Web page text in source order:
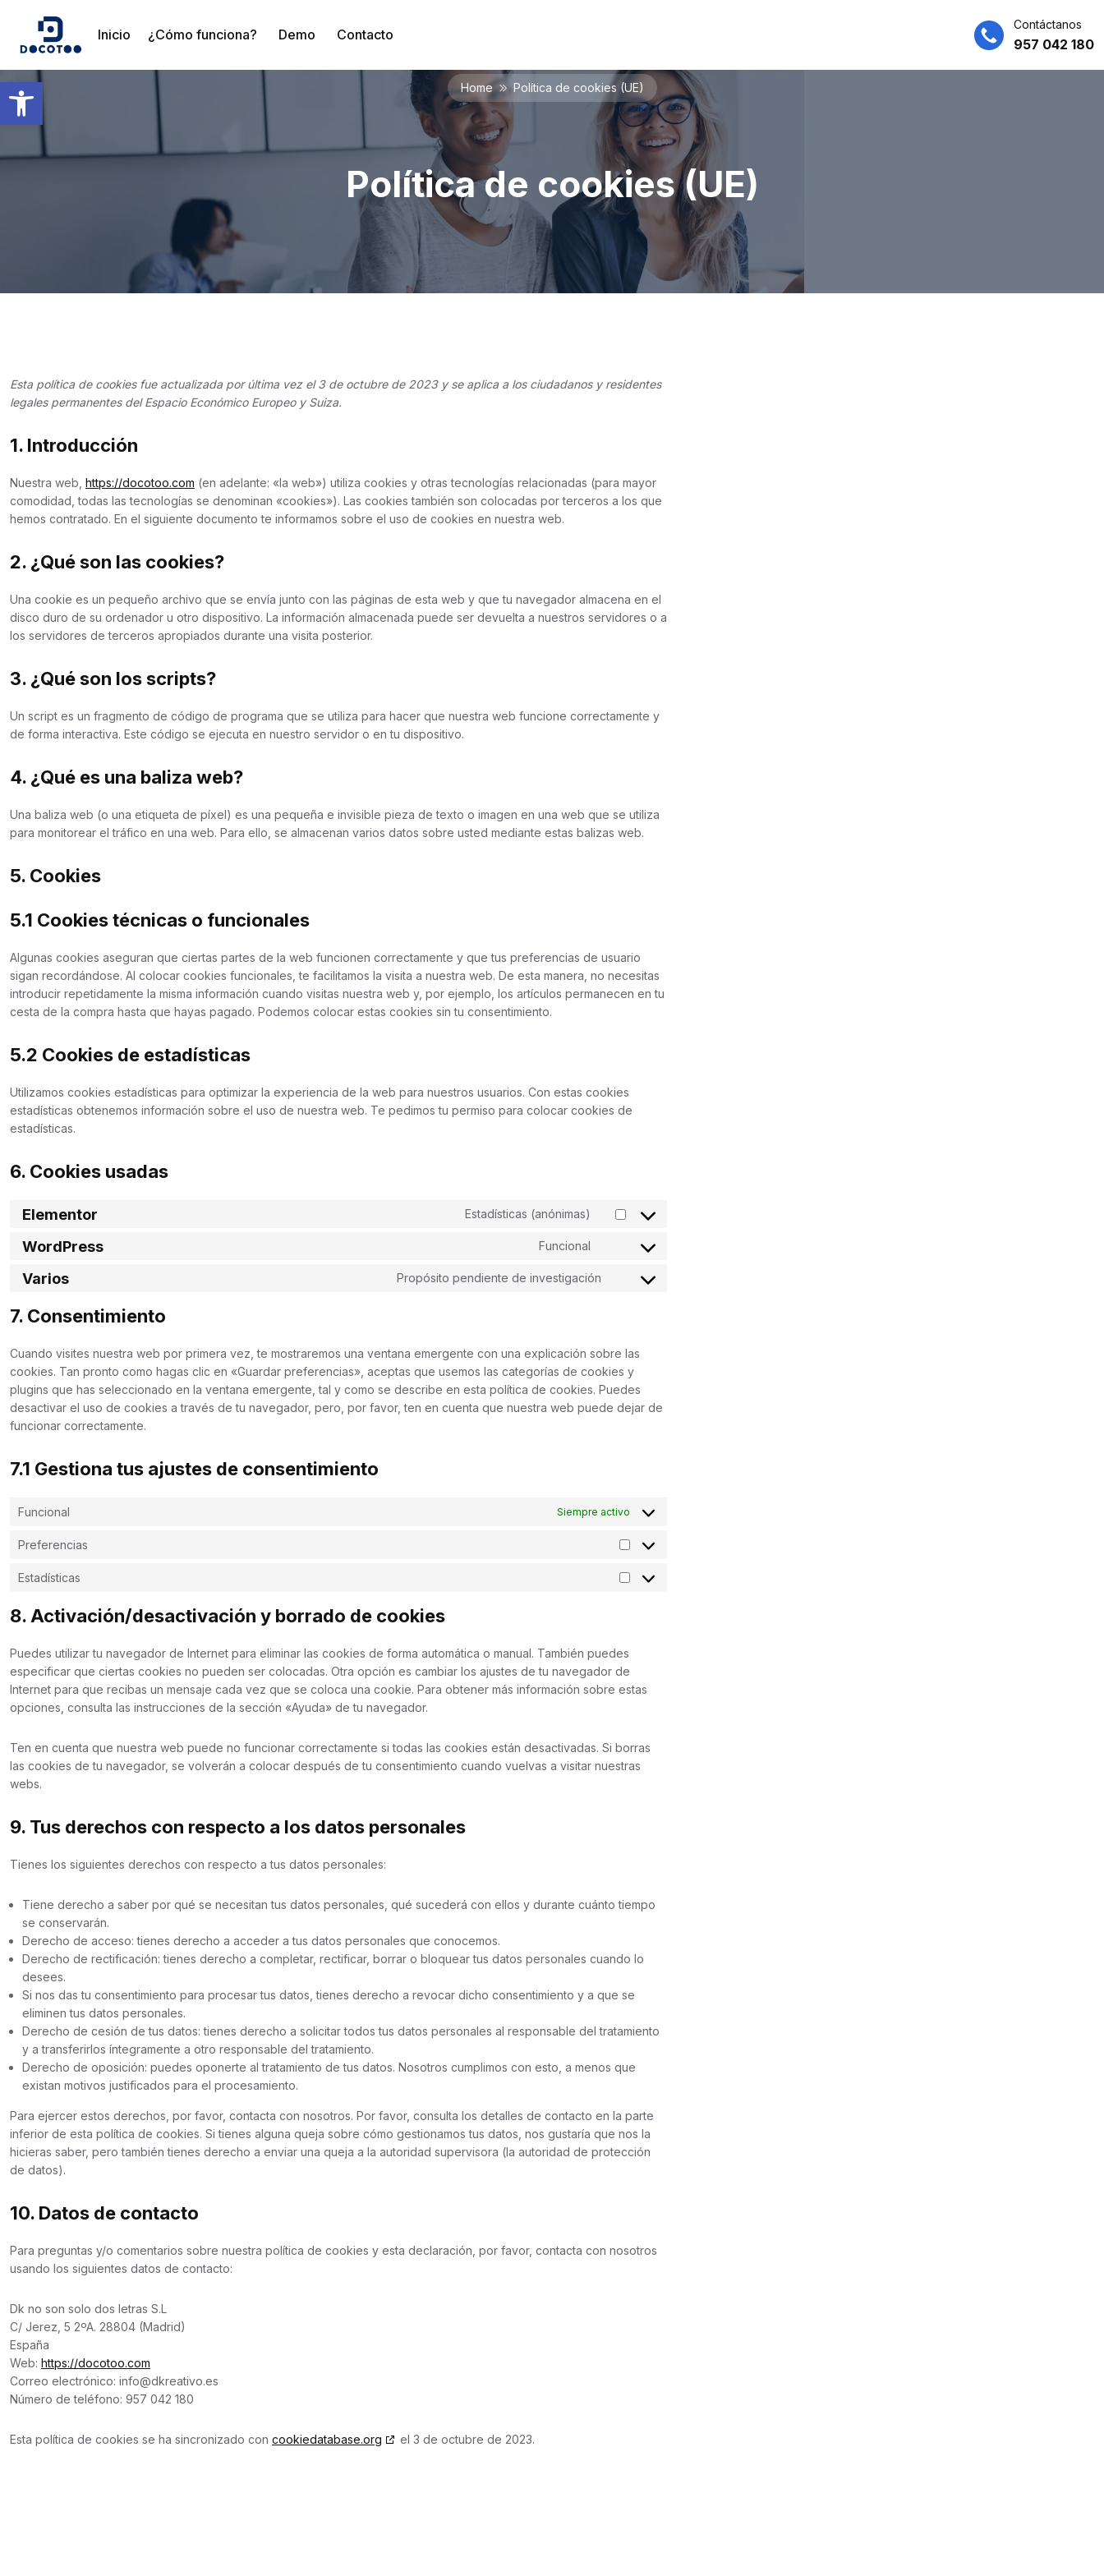
Abrir barra de herramientas
Inicio ¿Cómo funciona? Demo Contacto
Contáctanos
957 042 180
Home Política de cookies (UE)
Política de cookies (UE)
Esta política de cookies fue actualizada por última vez el 3 de octubre de 2023 y se aplica a los ciudadanos y residentes
legales permanentes del Espacio Económico Europeo y Suiza.
1. Introducción
Nuestra web, https://docotoo.com (en adelante: «la web») utiliza cookies y otras tecnologías relacionadas (para mayor
comodidad, todas las tecnologías se denominan «cookies»). Las cookies también son colocadas por terceros a los que
hemos contratado. En el siguiente documento te informamos sobre el uso de cookies en nuestra web.
2. ¿Qué son las cookies?
Una cookie es un pequeño archivo que se envía junto con las páginas de esta web y que tu navegador almacena en el
disco duro de su ordenador u otro dispositivo. La información almacenada puede ser devuelta a nuestros servidores o a
los servidores de terceros apropiados durante una visita posterior.
3. ¿Qué son los scripts?
Un script es un fragmento de código de programa que se utiliza para hacer que nuestra web funcione correctamente y
de forma interactiva. Este código se ejecuta en nuestro servidor o en tu dispositivo.
4. ¿Qué es una baliza web?
Una baliza web (o una etiqueta de píxel) es una pequeña e invisible pieza de texto o imagen en una web que se utiliza
para monitorear el tráfico en una web. Para ello, se almacenan varios datos sobre usted mediante estas balizas web.
5. Cookies
5.1 Cookies técnicas o funcionales
Algunas cookies aseguran que ciertas partes de la web funcionen correctamente y que tus preferencias de usuario
sigan recordándose. Al colocar cookies funcionales, te facilitamos la visita a nuestra web. De esta manera, no necesitas
introducir repetidamente la misma información cuando visitas nuestra web y, por ejemplo, los artículos permanecen en tu
cesta de la compra hasta que hayas pagado. Podemos colocar estas cookies sin tu consentimiento.
5.2 Cookies de estadísticas
Utilizamos cookies estadísticas para optimizar la experiencia de la web para nuestros usuarios. Con estas cookies
estadísticas obtenemos información sobre el uso de nuestra web. Te pedimos tu permiso para colocar cookies de
estadísticas.
6. Cookies usadas
Elementor Estadísticas (anónimas)
Consent
elementor
WordPress Funcional
Consent
Varios Propósito pendiente de investigación
Consent
7. Consentimiento
Cuando visites nuestra web por primera vez, te mostraremos una ventana emergente con una explicación sobre las
cookies. Tan pronto como hagas clic en «Guardar preferencias», aceptas que usemos las categorías de cookies y
plugins que has seleccionado en la ventana emergente, tal y como se describe en esta política de cookies. Puedes
desactivar el uso de cookies a través de tu navegador, pero, por favor, ten en cuenta que nuestra web puede dejar de
funcionar correctamente.
7.1 Gestiona tus ajustes de consentimiento
Funcional Siempre activo
Preferencias
Preferencias
Estadísticas
Estadísticas
8. Activación/desactivación y borrado de cookies
Puedes utilizar tu navegador de Internet para eliminar las cookies de forma automática o manual. También puedes
especificar que ciertas cookies no pueden ser colocadas. Otra opción es cambiar los ajustes de tu navegador de
Internet para que recibas un mensaje cada vez que se coloca una cookie. Para obtener más información sobre estas
opciones, consulta las instrucciones de la sección «Ayuda» de tu navegador.
Ten en cuenta que nuestra web puede no funcionar correctamente si todas las cookies están desactivadas. Si borras
las cookies de tu navegador, se volverán a colocar después de tu consentimiento cuando vuelvas a visitar nuestras
webs.
9. Tus derechos con respecto a los datos personales
Tienes los siguientes derechos con respecto a tus datos personales:
Tiene derecho a saber por qué se necesitan tus datos personales, qué sucederá con ellos y durante cuánto tiempo
se conservarán.
Derecho de acceso: tienes derecho a acceder a tus datos personales que conocemos.
Derecho de rectificación: tienes derecho a completar, rectificar, borrar o bloquear tus datos personales cuando lo
desees.
Si nos das tu consentimiento para procesar tus datos, tienes derecho a revocar dicho consentimiento y a que se
eliminen tus datos personales.
Derecho de cesión de tus datos: tienes derecho a solicitar todos tus datos personales al responsable del tratamiento
y a transferirlos íntegramente a otro responsable del tratamiento.
Derecho de oposición: puedes oponerte al tratamiento de tus datos. Nosotros cumplimos con esto, a menos que
existan motivos justificados para el procesamiento.
Para ejercer estos derechos, por favor, contacta con nosotros. Por favor, consulta los detalles de contacto en la parte
inferior de esta política de cookies. Si tienes alguna queja sobre cómo gestionamos tus datos, nos gustaría que nos la
hicieras saber, pero también tienes derecho a enviar una queja a la autoridad supervisora (la autoridad de protección
de datos).
10. Datos de contacto
Para preguntas y/o comentarios sobre nuestra política de cookies y esta declaración, por favor, contacta con nosotros
usando los siguientes datos de contacto:
Dk no son solo dos letras S.L
C/ Jerez, 5 2ºA. 28804 (Madrid)
España
Web: https://docotoo.com
Correo electrónico: info@dkreativo.es
Número de teléfono: 957 042 180
Esta política de cookies se ha sincronizado con cookiedatabase.org el 3 de octubre de 2023.